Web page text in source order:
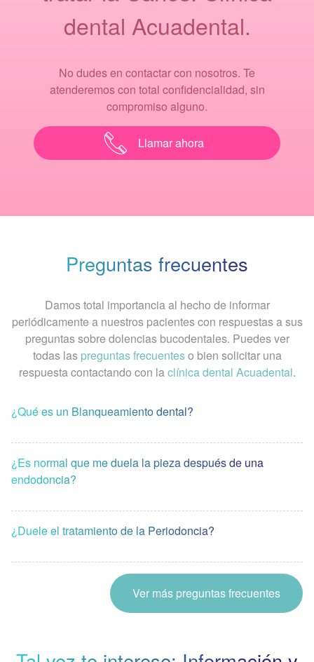
dental Acuadental.
No dudes en contactar con nosotros. Te
atenderemos con total confidencialidad, sin
compromiso alguno.
Llamar ahora
Preguntas frecuentes
Damos total importancia al hecho de informar
periódicamente a nuestros pacientes con respuestas a sus
preguntas sobre dolencias bucodentales. Puedes ver
todas las preguntas frecuenteso bien solicitar una
respuesta contactando con laclínica dental Acuadental.
¿Qué es un Blanqueamiento dental?
¿Es normal que me duela la pieza después de una
endodoncia?
¿Duele el tratamiento de la Periodoncia?
Ver más preguntas frecuentes